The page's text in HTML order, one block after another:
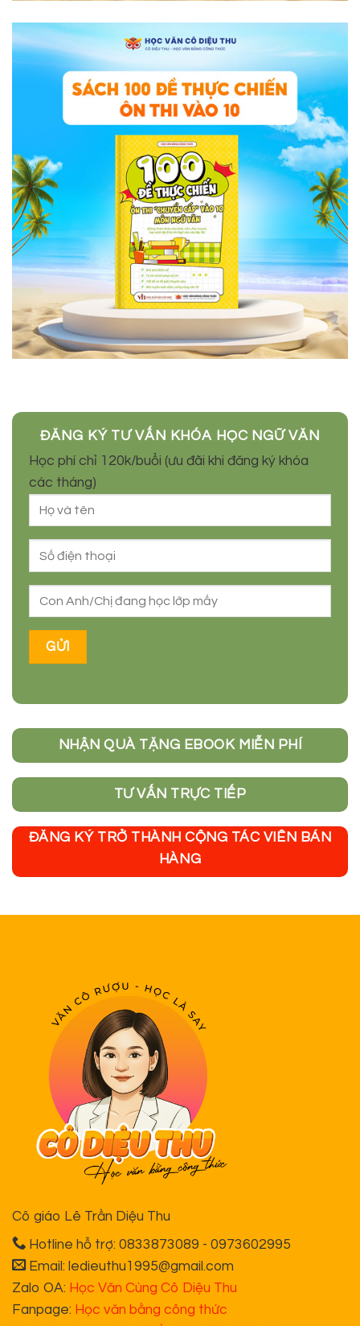
ĐĂNG KÝ TƯ VẤN KHÓA HỌC NGỮ VĂN
Học phí chỉ 120k/buổi (ưu đãi khi đăng ký khóa
các tháng)
NHẬN QUÀ TẶNG EBOOK MIỄN PHÍ
TƯ VẤN TRỰC TIẾP
ĐĂNG KÝ TRỞ THÀNH CỘNG TÁC VIÊN BÁN
HÀNG
Cô giáo Lê Trần Diệu Thu
Hotline hỗ trợ: 0833873089 - 0973602995
Email: ledieuthu1995@gmail.com
Zalo OA: Học Văn Cùng Cô Diệu Thu
Fanpage: Học văn bằng công thức